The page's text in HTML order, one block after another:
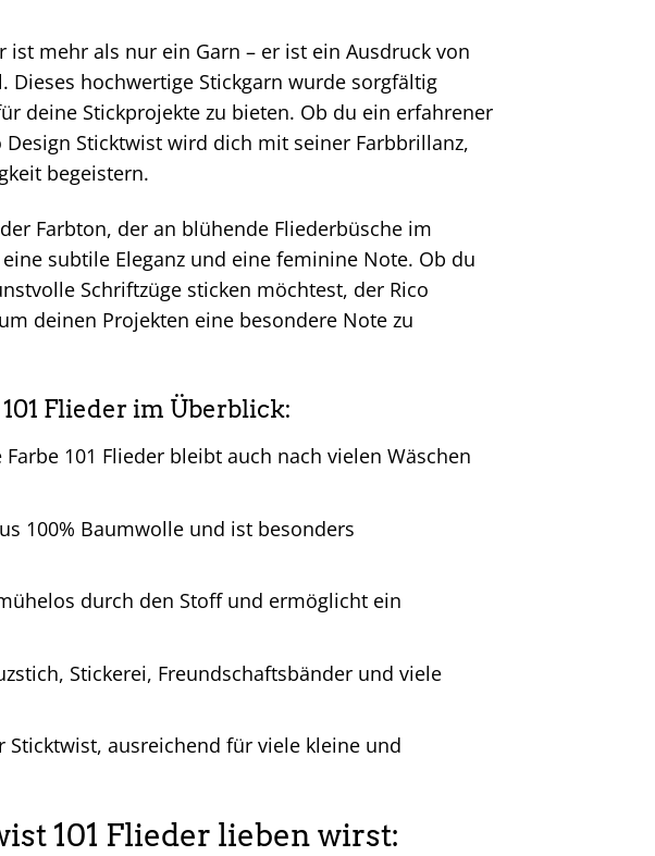
ist mehr als nur ein Garn – er ist ein Ausdruck von
Dieses hochwertige Stickgarn wurde sorgfältig
deine Stickprojekte zu bieten. Ob du ein erfahrener
Sticktwist wird dich mit seiner Farbbrillanz,
begeistern.
Farbton, der an blühende Fliederbüsche im
subtile Eleganz und eine feminine Note. Ob du
Schriftzüge sticken möchtest, der Rico
deinen Projekten eine besondere Note zu
Flieder im Überblick:
101 Flieder bleibt auch nach vielen Wäschen
100% Baumwolle und ist besonders
durch den Stoff und ermöglicht ein
Stickerei, Freundschaftsbänder und viele
Sticktwist, ausreichend für viele kleine und
101 Flieder lieben wirst: